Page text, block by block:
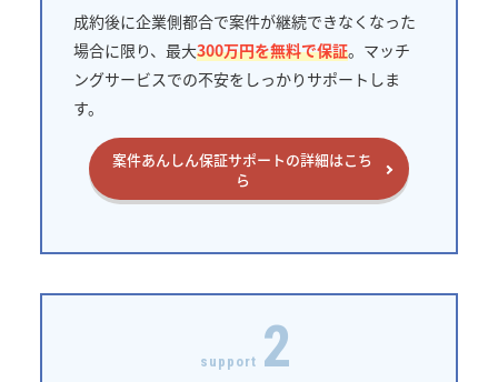
成約後に企業側都合で案件が継続できなくなった
場合に限り、最大300万円を無料で保証。マッチ
ングサービスでの不安をしっかりサポートしま
す。
案件あんしん保証サポートの詳細はこち
ら
support 2